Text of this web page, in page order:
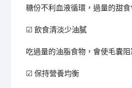
糖份不利血液循環，過量的甜
☑ 飲食清淡少油膩
吃過量的油脂食物，會使毛囊
☑ 保持營養均衡